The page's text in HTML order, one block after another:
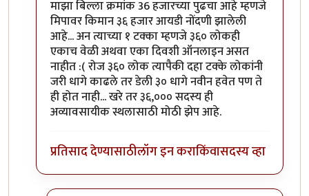
माझा बिल्ला क्रमांक 36 हजारच्या पुढचा आहे म्हणजे
मिपावर किमान ३६ हजार आयडी नोंदणी झालेली
आहे... अन त्याच्या १ टक्का म्हणजे ३६० लोकही
एकाच वेळी अथवा एका दिवशी ऑनलाइन असत
नाहीत :( रोज ३६० लोक त्यापैकी दहा टक्के लोकांनी
जरी धागे काढले तर डेली ३० धागे नवीन हवेत पण ते
ही होत नाही... खरे तर ३६,००० सदस्य ही
अव्यावसायीक स्थलासाठी मोठी झेप आहे.
प्रतिसाद देण्यासाठीलॉग इन कराकिंवासदस्य व्हा